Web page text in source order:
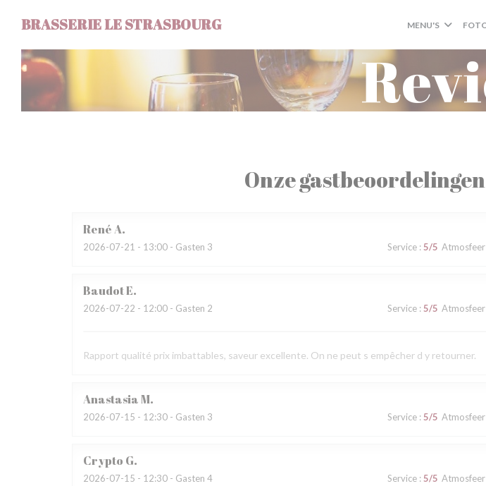
BRASSERIE LE STRASBOURG MENU'S
Onze gastbeoordelingen
RenéA
2026-07-21 - 13:00 - Gasten 3 Service: 5/5 Atmosfeer
BaudotE
2026-07-22 - 12:00 - Gasten 2 Service: 5/5 Atmosfeer
Rapport qualité prix imbattables, saveur excellente. On ne peut s empêcher d y retourner.
AnastasiaM
2026-07-15 - 12:30 - Gasten 3 Service: 5/5 Atmosfeer
Crypto G
2026-07-15 - 12:30 - Gasten 4 Service: 5/5 Atmosfeer